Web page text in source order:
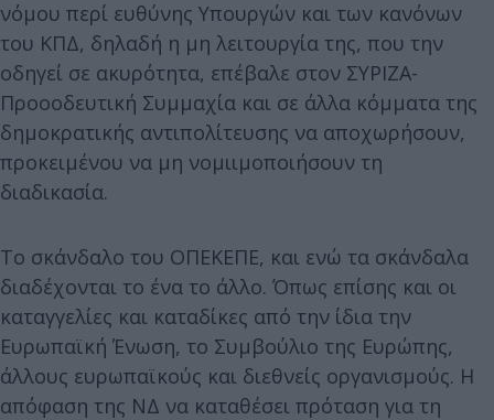
νόμου περί ευθύνης Υπουργών και των κανόνων
του ΚΠΔ, δηλαδή η μη λειτουργία της, που την
οδηγεί σε ακυρότητα, επέβαλε στον ΣΥΡΙΖΑ-
Προοοδευτική Συμμαχία και σε άλλα κόμματα της
δημοκρατικής αντιπολίτευσης να αποχωρήσουν,
προκειμένου να μη νομιιμοποιήσουν τη
διαδικασία.
Το σκάνδαλο του ΟΠΕΚΕΠΕ, και ενώ τα σκάνδαλα
διαδέχονται το ένα το άλλο. Όπως επίσης και οι
καταγγελίες και καταδίκες από την ίδια την
Ευρωπαϊκή Ένωση, το Συμβούλιο της Ευρώπης,
άλλους ευρωπαϊκούς και διεθνείς οργανισμούς. Η
απόφαση της ΝΔ να καταθέσει πρόταση για τη